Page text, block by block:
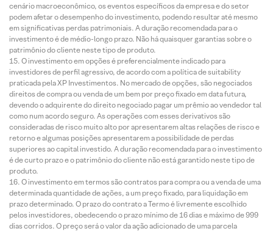
cenário macroeconômico, os eventos específicos da empresa e do setor
podem afetar o desempenho do investimento, podendo resultar até mesmo
em significativas perdas patrimoniais. A duração recomendada para o
investimento é de médio-longo prazo. Não há quaisquer garantias sobre o
patrimônio do cliente neste tipo de produto.
O investimento em opções é preferencialmente indicado para
investidores de perfil agressivo, de acordo com a política de suitability
praticada pela XP Investimentos. No mercado de opções, são negociados
direitos de compra ou venda de um bem por preço fixado em data futura,
devendo o adquirente do direito negociado pagar um prêmio ao vendedor tal
como num acordo seguro. As operações com esses derivativos são
consideradas de risco muito alto por apresentarem altas relações de risco e
retorno e algumas posições apresentarem a possibilidade de perdas
superiores ao capital investido. A duração recomendada para o investimento
é de curto prazo e o patrimônio do cliente não está garantido neste tipo de
produto.
O investimento em termos são contratos para compra ou a venda de uma
determinada quantidade de ações, a um preço fixado, para liquidação em
prazo determinado. O prazo do contrato a Termo é livremente escolhido
pelos investidores, obedecendo o prazo mínimo de 16 dias e máximo de 999
dias corridos. O preço será o valor da ação adicionado de uma parcela